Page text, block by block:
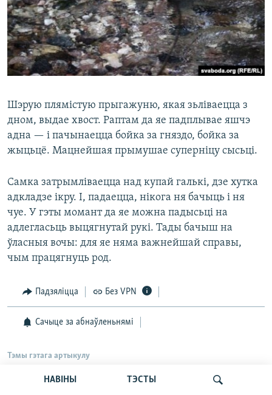
НАВІНЫ ТЭСТЫ
Шэрую плямістую прыгажуню, якая зьліваецца з
дном, выдае хвост. Раптам да яе падплывае яшчэ
адна — і пачынаецца бойка за гняздо, бойка за
жыцьцё. Мацнейшая прымушае суперніцу сысьці.
Самка затрымліваецца над купай галькі, дзе хутка
адкладзе ікру. І, падаецца, нікога ня бачыць і ня
чуе. У гэты момант да яе можна падысьці на
адлегласьць выцягнутай рукі. Тады бачыш на
ўласныя вочы: для яе няма важнейшай справы,
чым працягнуць род.
Падзяліцца Без VPN
Сачыце за абнаўленьнямі
Тэмы гэтага артыкулу
САМАЕ ВАЖНАЕ Прырода і экалёгія